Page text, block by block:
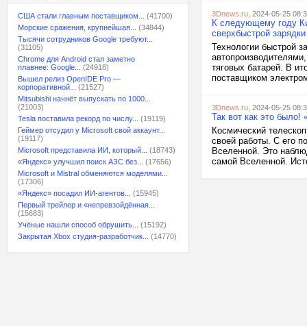
США стали главным поставщиком...
(41700)
Морские сражения, крупнейшая...
(34844)
Тысячи сотрудников Google требуют...
(31105)
Chrome для Android стал заметно
плавнее: Google...
(24918)
Вышел релиз OpenIDE Pro —
корпоративной...
(21527)
Mitsubishi начнёт выпускать по 1000...
(21003)
Tesla поставила рекорд по числу...
(19119)
Геймер отсудил у Microsoft свой аккаунт...
(19117)
Microsoft представила ИИ, который...
(18743)
«Яндекс» улучшил поиск АЗС без...
(17656)
Microsoft и Mistral обменяются моделями...
(17306)
«Яндекс» посадил ИИ-агентов...
(15945)
Первый трейлер и «непревзойдённая...
(15683)
Учёные нашли способ обрушить...
(15192)
Закрытая Xbox студия-разработчик...
(14770)
3Dnews.ru , 2024-05-25
К следующему году
сверхбыстрой зарядки
Технологии быстрой
тяговых батарей. В
поставщиком
3Dnews.ru , 2024-05-25
Так вот как это было!
Космический
своей работы. С его
Вселенной. Это
самой Вселенной.